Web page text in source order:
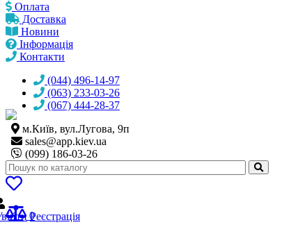
Оплата
Доставка
Новини
Інформація
Контакти
(044) 496-14-97
(063) 233-03-26
(067) 444-28-37
м.Київ, вул.Лугова, 9п
sales@app.kiev.ua
(099) 186-03-26
0
Реєстрація